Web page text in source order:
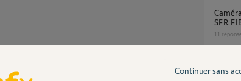
Caméras OC100 BOX SFR ADSL compatible
SFR
11
Avec Tahoma By Somfy, est-ce Visidom
Continuer sans